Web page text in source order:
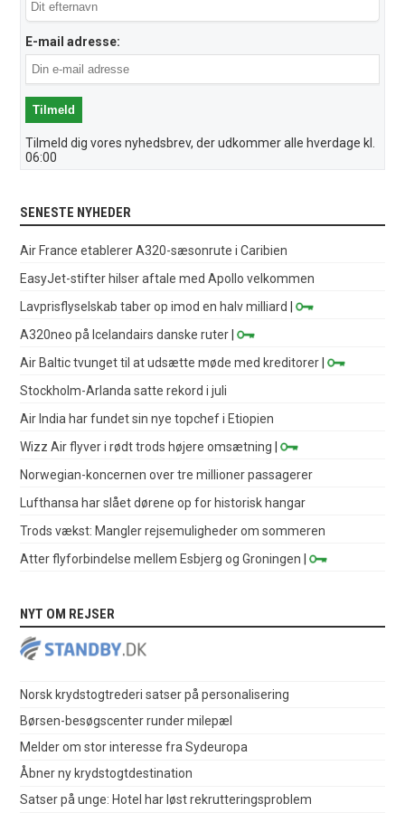
E-mail adresse:
Tilmeld dig vores nyhedsbrev, der udkommer alle hverdage kl.
06:00
SENESTE NYHEDER
Air France etablerer A320-sæsonrute i Caribien
EasyJet-stifter hilser aftale med Apollo velkommen
Lavprisflyselskab taber op imod en halv milliard
|
A320neo på Icelandairs danske ruter |
Air Baltic tvunget til at udsætte møde med kreditorer |
Stockholm-Arlanda satte rekord i juli
Air India har fundet sin nye topchef i Etiopien
Wizz Air flyver i rødt trods højere omsætning |
Norwegian-koncernen over tre millioner passagerer
Lufthansa har slået dørene op for historisk hangar
Trods vækst: Mangler rejsemuligheder om sommeren
Atter flyforbindelse mellem Esbjerg og Groningen |
NYT OM REJSER
Norsk krydstogtrederi satser på personalisering
Børsen-besøgscenter runder milepæl
Melder om stor interesse fra Sydeuropa
Åbner ny krydstogtdestination
Satser på unge: Hotel har løst rekrutteringsproblem